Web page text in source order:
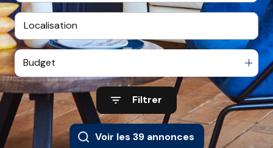
Budget
Filtrer
Voir les 39annonces